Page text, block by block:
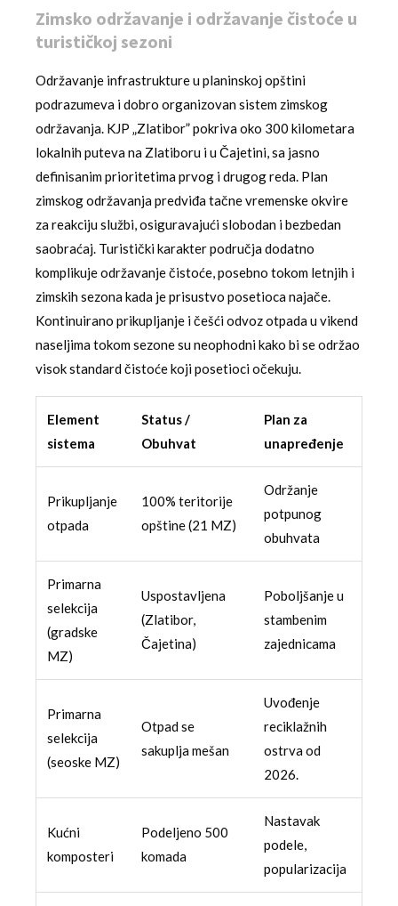
Zimsko održavanje i održavanje čistoće u
turističkoj sezoni
Održavanje infrastrukture u planinskoj opštini
podrazumeva i dobro organizovan sistem zimskog
održavanja. KJP „Zlatibor” pokriva oko 300 kilometara
lokalnih puteva na Zlatiboru i u Čajetini, sa jasno
definisanim prioritetima prvog i drugog reda. Plan
zimskog održavanja predviđa tačne vremenske okvire
za reakciju službi, osiguravajući slobodan i bezbedan
saobraćaj. Turistički karakter područja dodatno
komplikuje održavanje čistoće, posebno tokom letnjih i
zimskih sezona kada je prisustvo posetioca najače.
Kontinuirano prikupljanje i češći odvoz otpada u vikend
naseljima tokom sezone su neophodni kako bi se održao
visok standard čistoće koji posetioci očekuju.
Element
sistema
Status /
Obuhvat
Plan za
unapređenje
Prikupljanje
otpada
100% teritorije
opštine (21 MZ)
Održanje
potpunog
obuhvata
Primarna
selekcija
(gradske
MZ)
Uspostavljena
(Zlatibor,
Čajetina)
Poboljšanje u
stambenim
zajednicama
Primarna
selekcija
(seoske MZ)
Otpad se
sakuplja mešan
Uvođenje
reciklažnih
ostrva od
2026.
Kućni
komposteri
Podeljeno 500
komada
Nastavak
podele,
popularizacija